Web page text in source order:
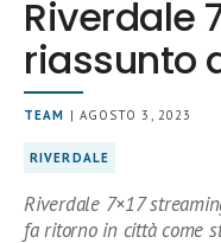
Riverdale
riassunto
TEAM | AGOSTO 3, 2023
RIVERDALE
Riverdale 7×17
fa ritorno in città come